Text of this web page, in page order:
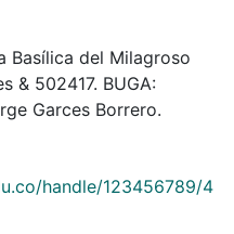
Basílica del Milagroso
& 502417. BUGA:
Garces Borrero.
handle/123456789/4